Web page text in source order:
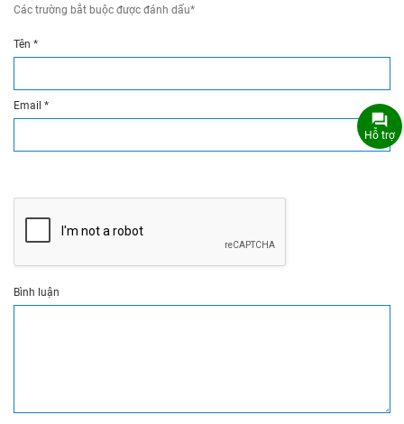
Các trường bắt buộc được đánh dấu*
Tên *
Email *
Bình luận
Hỗ trợ